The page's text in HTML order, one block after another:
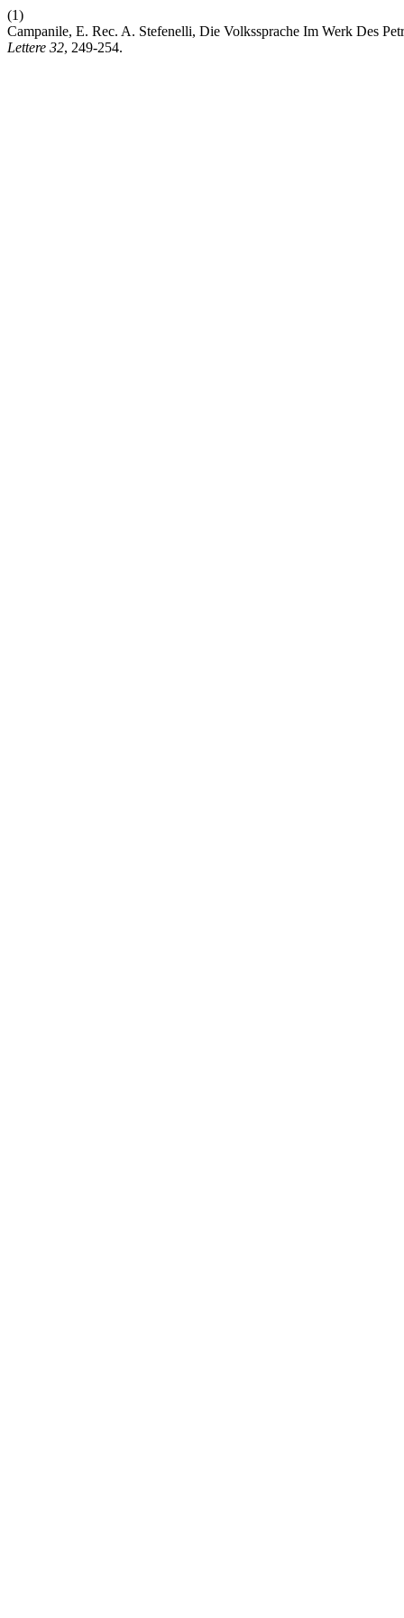
(1)
Campanile, E. Rec. A. Stefenelli, Die Volkssprache Im Werk Des
Lettere 32, 249-254.